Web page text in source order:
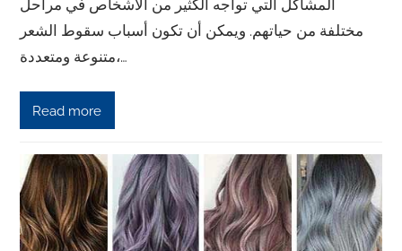
المشاكل التي تواجه الكثير من الأشخاص في مراحل
مختلفة من حياتهم. ويمكن أن تكون أسباب سقوط الشعر
متنوعة ومتعددة،…
Read more